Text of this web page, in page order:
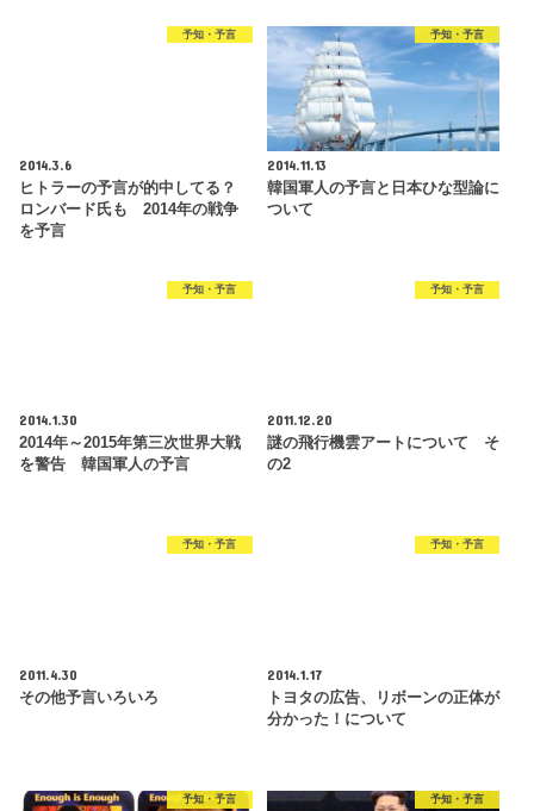
予知・予言
2014.3.6
ヒトラーの予言が的中してる？
ロンバード氏も 2014年の戦争
を予言
予知・予言
2014.11.13
韓国軍人の予言と日本ひな型論に
ついて
予知・予言
2014.1.30
2014年～2015年第三次世界大戦
を警告 韓国軍人の予言
予知・予言
2011.12.20
謎の飛行機雲アートについて そ
の2
予知・予言
2011.4.30
その他予言いろいろ
予知・予言
2014.1.17
トヨタの広告、リボーンの正体が
分かった！について
予知・予言 予知・予言